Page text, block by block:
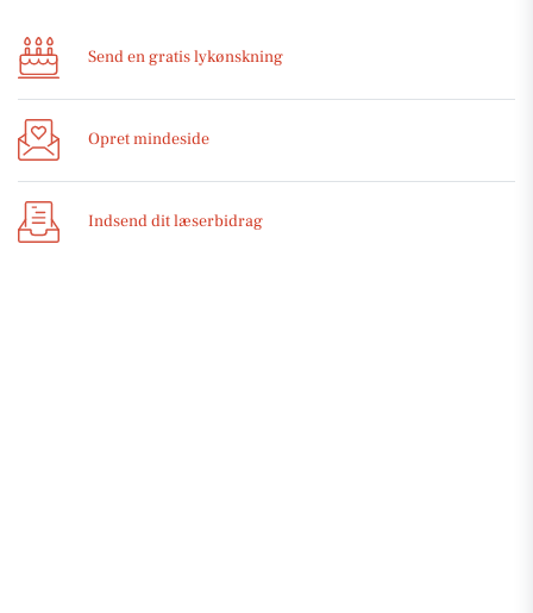
Send en gratis lykønskning
Opret mindeside
Indsend dit læserbidrag